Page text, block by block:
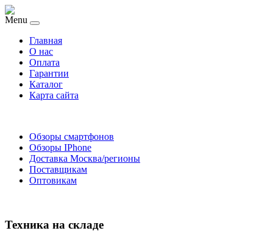
Menu
Главная
O нас
Оплата
Гарантии
Каталог
Карта сайта
Обзоры смартфонов
Обзоры IPhone
Доставка Москва/регионы
Поставщикам
Оптовикам
Техника на складе